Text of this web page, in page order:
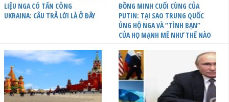
LIỆU NGA CÓ TẤN CÔNG
UKRAINA: CÂU TRẢ LỜI LÀ Ở ĐÂY
ĐỒNG MINH CUỐI CÙNG CỦA
PUTIN: TẠI SAO TRUNG QUỐC
ỦNG HỘ NGA VÀ “TÌNH BẠN”
CỦA HỌ MẠNH MẼ NHƯ THẾ NÀO